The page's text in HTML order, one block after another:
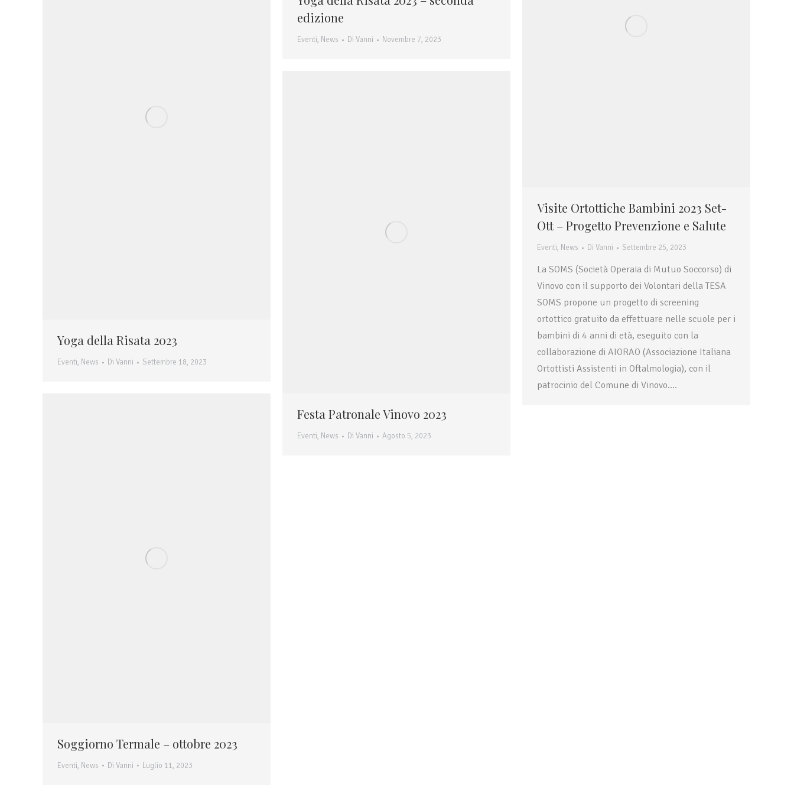
edizione
Eventi, News Di Vanni Novembre 7, 2023
Visite Ortottiche Bambini 2023 Set-
Ott – Progetto Prevenzione e Salute
Eventi, News Di Vanni Settembre 25, 2023
La SOMS (Società Operaia di Mutuo Soccorso) di
Vinovo con il supporto dei Volontari della TESA
SOMS propone un progetto di screening
ortottico gratuito da effettuare nelle scuole per i
bambini di 4 anni di età, eseguito con la
collaborazione di AIORAO (Associazione Italiana
Ortottisti Assistenti in Oftalmologia), con il
patrocinio del Comune di Vinovo.…
Yoga della Risata 2023
Eventi, News Di Vanni Settembre 18, 2023
Festa Patronale Vinovo 2023
Eventi, News Di Vanni Agosto 5, 2023
Soggiorno Termale – ottobre 2023
Eventi, News Di Vanni Luglio 11, 2023